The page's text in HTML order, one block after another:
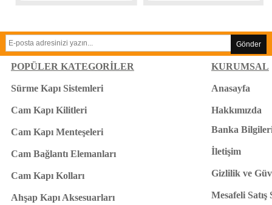
Gönder
POPÜLER KATEGORİLER
Sürme Kapı Sistemleri
Cam Kapı Kilitleri
Cam Kapı Menteşeleri
Cam Bağlantı Elemanları
Cam Kapı Kolları
Ahşap Kapı Aksesuarları
KURUMSAL
Anasayfa
Hakkımızda
Banka
İletişim
Gizlilik ve
Mesafeli Satış